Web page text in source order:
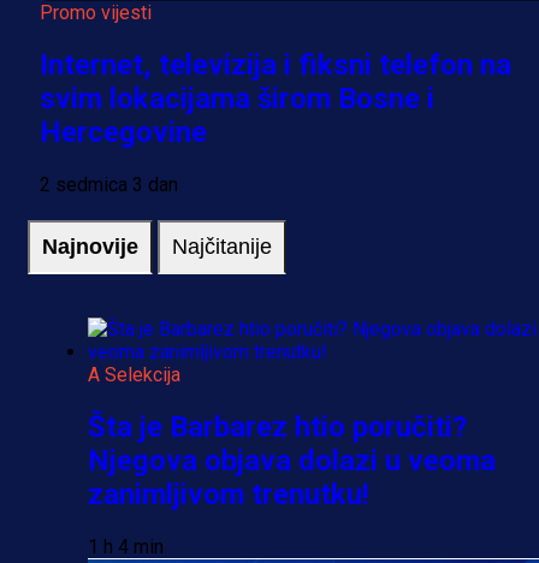
Promo vijesti
Internet, televizija i fiksni telefon na
svim lokacijama širom Bosne i
Hercegovine
2 sedmica 3 dan
Najnovije Najčitanije
A Selekcija
Šta je Barbarez htio poručiti?
Njegova objava dolazi u veoma
zanimljivom trenutku!
1 h 4 min